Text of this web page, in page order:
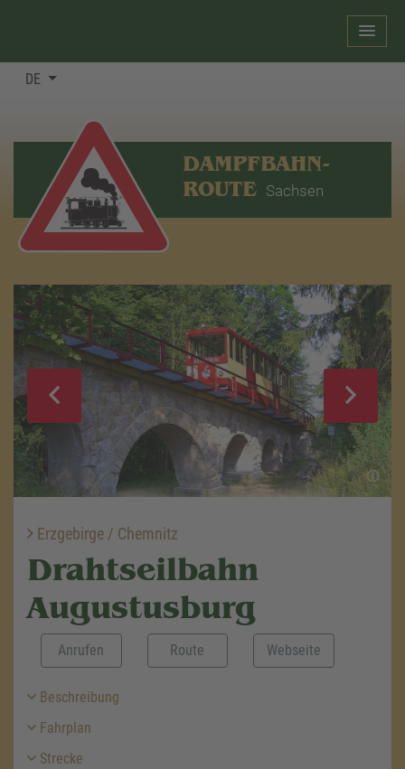
DE
DAMPFBAHN-
ROUTE Sachsen
Erzgebirge / Chemnitz
Drahtseilbahn
Augustusburg
Anrufen Route Webseite
Beschreibung
Fahrplan
Strecke